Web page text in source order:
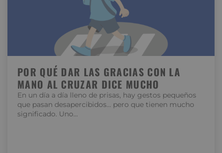
POR QUÉ DAR LAS GRACIAS CON LA
MANO AL CRUZAR DICE MUCHO
En un día a día lleno de prisas, hay gestos pequeños
que pasan desapercibidos… pero que tienen mucho
significado. Uno…